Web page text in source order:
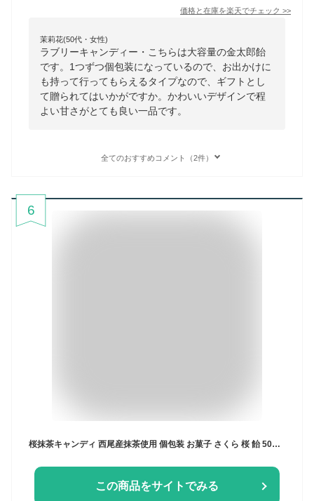
価格と在庫を楽天でチェック >>
茉莉花(50代・女性)
ラブリーキャンディー・こちらは大容量の金太郎飴
です。1つずつ個包装になっているので、お出かけに
も持って行ってもらえるタイプなので、ギフトとし
て贈られてはいかがですか。かわいいデザインで程
よい甘さがとても良い一品です。
全てのおすすめコメント（2件）
6
桜抹茶キャンディ 西尾産抹茶使用 個包装 お菓子 さくら 桜 飴 50個入り
この商品をサイトでみる